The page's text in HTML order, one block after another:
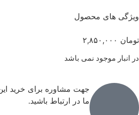
ویژگی های محصول
تومان
در انبار موجود نمی باشد
جهت مشاوره برای خرید
ما در ارتباط باشید.